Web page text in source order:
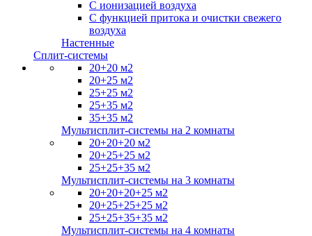
С ионизацией воздуха
С функцией притока и очистки свежего
воздуха
Настенные
Сплит-системы
20+20 м2
20+25 м2
25+25 м2
25+35 м2
35+35 м2
Мультисплит-системы на 2 комнаты
20+20+20 м2
20+25+25 м2
25+25+35 м2
Мультисплит-системы на 3 комнаты
20+20+20+25 м2
20+25+25+25 м2
25+25+35+35 м2
Мультисплит-системы на 4 комнаты